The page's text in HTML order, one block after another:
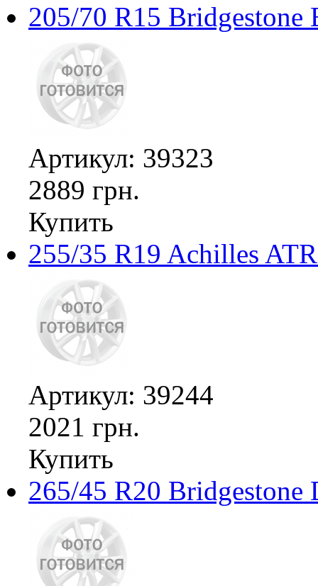
205/70 R15
Артикул: 39323
2889 грн.
Купить
255/35 R19 Achilles
Артикул: 39244
2021 грн.
Купить
265/45 R20 Bridgestone